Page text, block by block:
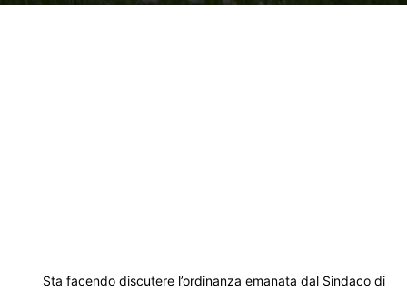
Sta facendo discutere l’ordinanza emanata dal Sindaco di